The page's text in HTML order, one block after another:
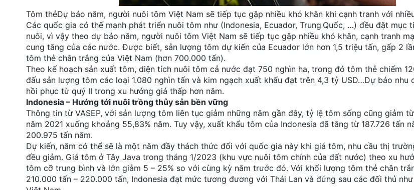
Tôm thẻDự báo năm, người nuôi tôm Việt Nam sẽ tiếp tục gặp nhiều khó khăn khi cạnh tranh với
Các quốc gia có thế mạnh phát triển nuôi tôm như (Indonesia, Ecuador, Trung Quốc, …) đều đặt mục
nuôi, vì vậy theo dự báo năm, người nuôi tôm Việt Nam sẽ tiếp tục gặp nhiều khó khăn, cạnh tranh
cung tăng của các nước. Được biết, sản lượng tôm dự kiến của Ecuador lớn hơn 1,5 triệu tấn, gấp 2
tôm thẻ chân trắng của Việt Nam (hơn 700.000 tấn).
Theo kế hoạch sản xuất tôm, diện tích nuôi tôm cả nước đạt 750 nghìn ha, trong đó tôm thẻ chiếm
đấu sản lượng tôm các loại 1.080 nghìn tấn và kim ngạch xuất khẩu đạt trên 4,3 tỷ USD…Dự báo nhu
hồi phục từ quý II trong xu hướng giá thấp hơn năm.
Indonesia – Hướng tới nuôi trồng thủy sản bền vững
Thông tin từ VASEP, với sản lượng tôm liên tục giảm những năm gần đây, tỷ lệ tôm sống cũng giảm
năm 2021 xuống khoảng 55,83% năm. Tuy vậy, xuất khẩu tôm của Indonesia đã tăng từ 187.726 tấn
200.975 tấn năm.
Dự kiến, năm có thể sẽ là một năm đầy thách thức đối với quốc gia này khi giá tôm, nhu cầu thị
đều giảm. Giá tôm ở Tây Java trong tháng 1/2023 (khu vực nuôi tôm chính của đất nước) theo xu
tôm cỡ trung bình và lớn giảm 5 – 25% so với cùng kỳ năm trước đó. Với khối lượng tôm thẻ chân
210.000 tấn – 220.000 tấn, Indonesia đạt mức tương đương với Thái Lan và đứng sau các đối thủ